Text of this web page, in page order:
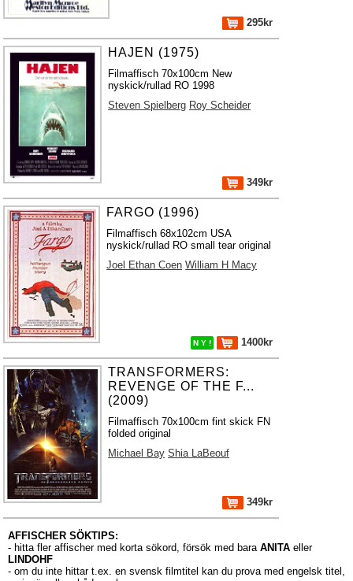
295kr
HAJEN (1975)
Filmaffisch 70x100cm New
nyskick/rullad RO 1998
Steven Spielberg Roy Scheider
349kr
FARGO (1996)
Filmaffisch 68x102cm USA
nyskick/rullad RO small tear original
Joel Ethan Coen William H Macy
N Y ! 1400kr
TRANSFORMERS:
REVENGE OF THE F...
(2009)
Filmaffisch 70x100cm fint skick FN
folded original
Michael Bay Shia LaBeouf
349kr
AFFISCHER SÖKTIPS:
- hitta fler affischer med korta sökord, försök med bara ANITA eller
LINDOHF
- om du inte hittar t.ex. en svensk filmtitel kan du prova med engelsk titel,